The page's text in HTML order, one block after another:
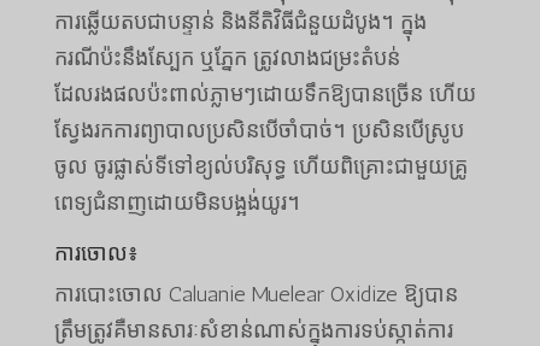
ការឆ្លើយតបជាបន្ទាន់ និងនីតិវិធីជំនួយដំបូង។ ក្នុង
ករណីប៉ះនឹងស្បែក ឬភ្នែក ត្រូវលាងជម្រះតំបន់
ដែលរងផលប៉ះពាល់ភ្លាមៗដោយទឹកឱ្យបានច្រើន ហើយ
ស្វែងរកការព្យាបាលប្រសិនបើចាំបាច់។ ប្រសិនបើស្រូប
ចូល ចូរផ្លាស់ទីទៅខ្យល់បរិសុទ្ធ ហើយពិគ្រោះជាមួយគ្រូ
ពេទ្យជំនាញដោយមិនបង្អង់យូរ។
ការចោល៖
ការបោះចោល Caluanie Muelear Oxidize ឱ្យបាន
ត្រឹមត្រូវគឺមានសារៈសំខាន់ណាស់ក្នុងការទប់ស្កាត់ការ